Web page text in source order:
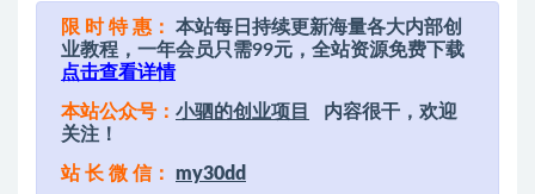
限 时 特 惠：
本站每日持续更新海量各大内部创
业教程，一年会员只需99元，全站资源免费下载
点击查看详情
本站公众号： 小驷的创业项目
内容很干，欢迎
关注！
站 长 微 信： my30dd